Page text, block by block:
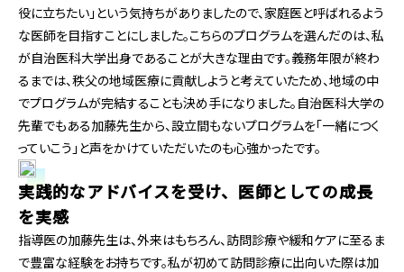
役に立ちたい」という気持ちがありましたので、家庭医と呼ばれるよう
な医師を目指すことにしました。こちらのプログラムを選んだのは、私
が自治医科大学出身であることが大きな理由です。義務年限が終わ
るまでは、秩父の地域医療に貢献しようと考えていたため、地域の中
でプログラムが完結することも決め手になりました。自治医科大学の
先輩でもある加藤先生から、設立間もないプログラムを「一緒につく
っていこう」と声をかけていただいたのも心強かったです。
実践的なアドバイスを受け、医師としての成長
を実感
指導医の加藤先生は、外来はもちろん、訪問診療や緩和ケアに至るま
で豊富な経験をお持ちです。私が初めて訪問診療に出向いた際は加